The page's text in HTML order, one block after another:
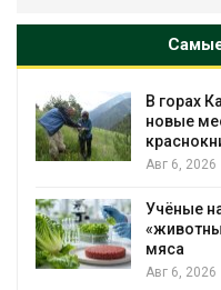
В горах
новые
Авг 6, 2026
Учёные
мяса
Авг 6, 2026